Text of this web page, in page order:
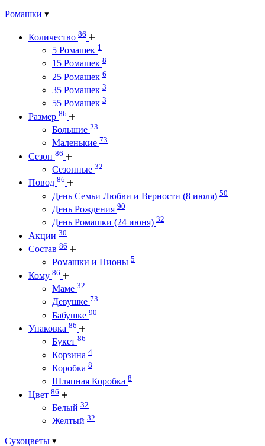
Ромашки
Количество 86
5 Ромашек 1
15 Ромашек 8
25 Ромашек 6
35 Ромашек 3
55 Ромашек 3
Размер 86
Большие 23
Маленькие 73
Сезон 86
Сезонные 32
Повод 86
День Семьи Любви и Верности (8 июля) 50
День Рождения 90
День Ромашки (24 июня) 32
Акции 30
Состав 86
Ромашки и Пионы 5
Кому 86
Маме 32
Девушке 73
Бабушке 90
Упаковка 86
Букет 86
Корзина 4
Коробка 8
Шляпная Коробка 8
Цвет 86
Белый 32
Желтый 32
Сухоцветы